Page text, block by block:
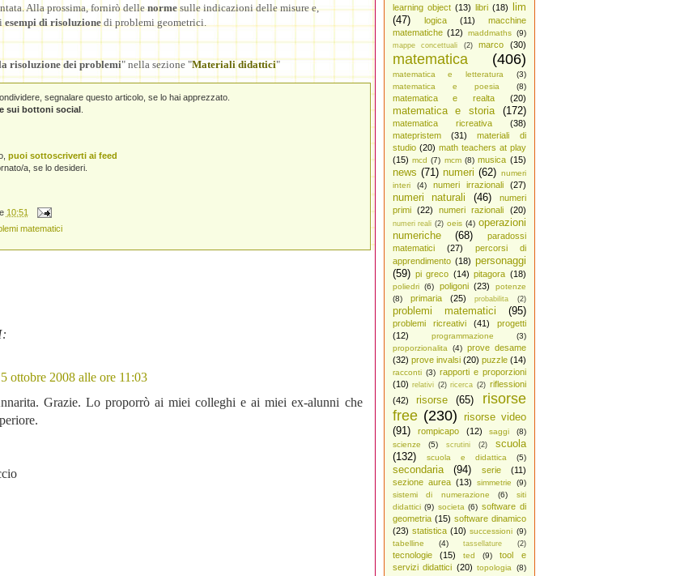
learning object (13) libri (18)
lim
(47)
logica (11)
macchine
matematiche (12) maddmaths (9)
mappe concettuali (2) marco (30)
matematica (406)
matematica e letteratura
(3)
matematica e poesia
(8)
matematica e realta (20)
matematica e storia (172)
matematica ricreativa
(38)
matepristem
(31)
materiali di
studio (20) math teachers at play
(15) mcd (7) mcm (8) musica (15)
news (71) numeri (62) numeri
interi
(4) numeri irrazionali (27)
numeri naturali (46)
numeri
primi
(22) numeri razionali (20)
numeri reali (2) oeis (4) operazioni
numeriche
(68)
paradossi
matematici
(27)
percorsi di
apprendimento (18) personaggi
(59) pi greco (14) pitagora (18)
poliedri (6) poligoni (23)
potenze
(8)
primaria (25) probabilita (2)
problemi matematici (95)
problemi ricreativi (41)
progetti
(12)
programmazione
(3)
proporzionalita
(4) prove desame
(32) prove invalsi (20) puzzle (14)
racconti (3) rapporti e proporzioni
(10) relativi (2) ricerca (2) riflessioni
(42)
risorse (65)
risorse
free (230) risorse video
(91)
rompicapo (12) saggi
(8)
scienze
(5) scrutini (2)
scuola
(132)
scuola e didattica (5)
secondaria (94) serie
(11)
sezione aurea (13) simmetrie
(9)
sistemi di numerazione
(6)
siti
didattici (9) societa (6) software di
geometria (15) software dinamico
(23) statistica (10) successioni (9)
tabelline
(4) tassellature (2)
tecnologie (15) ted (9)
tool e
servizi didattici (20) topologia
(8)
Alla prossima, fornirò dellenormesulle indicazioni delle misure e,
esempi di risoluzionedi problemi geometrici.
risoluzione dei problemi" nella sezione "Materiali didattici"
segnalare questo articolo, se lo hai apprezzato.
sui bottoni social.
puoi sottoscriverti ai feed
a, se lo desideri.
10:51
matematici
5 ottobre 2008 alle ore 11:03
Grazie. Lo proporrò ai miei colleghi e ai miei ex-alunni che